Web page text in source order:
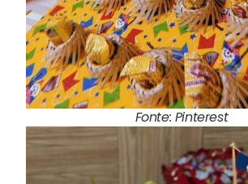
Fonte: Pinterest